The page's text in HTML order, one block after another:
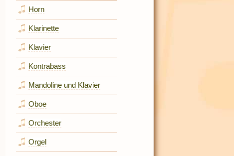
Horn
Klarinette
Klavier
Kontrabass
Mandoline und Klavier
Oboe
Orchester
Orgel